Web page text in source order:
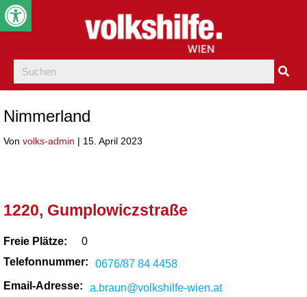
Nimmerland
Von volks-admin | 15. April 2023
1220, Gumplowiczstraße
Freie Plätze:
0
Telefonnummer:
0676/87 84 4458
Email-Adresse:
a.braun@volkshilfe-wien.at